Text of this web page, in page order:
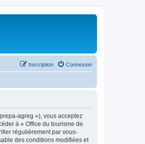
Connexion
Inscription
agreg »), vous acceptez
à « Office du tourisme de
régulièrement par vous-
des conditions modifiées et